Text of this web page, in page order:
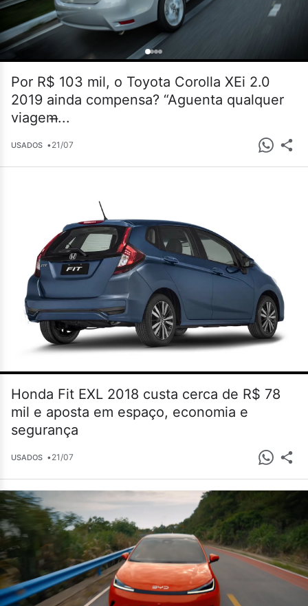
Por R$ 103 mil, o Toyota Corolla XEi 2.0
2019 ainda compensa? “Aguenta qualquer
viagem̶...
USADOS •21/07
Honda Fit EXL 2018 custa cerca de R$ 78
mil e aposta em espaço, economia e
segurança
USADOS •21/07